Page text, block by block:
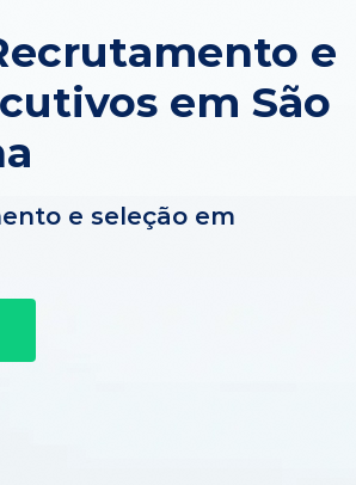
e
em São
e seleção em